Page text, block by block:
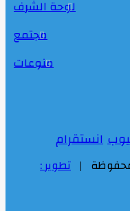
لوحة الشرف
مجتمع
منوعات
انستقرام
تطوير :